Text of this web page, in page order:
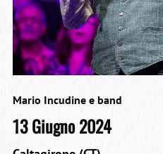
Mario Incudine e band
13 Giugno 2024